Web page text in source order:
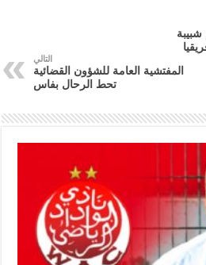
شبيبة
التالي
المفتشية العامة للشؤون القضائية
تحط الرحال بفاس